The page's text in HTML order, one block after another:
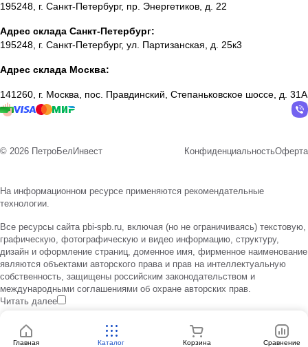
195248, г. Санкт-Петербург, пр. Энергетиков, д. 22
Адрес склада Санкт-Петербург:
195248, г. Санкт-Петербург, ул. Партизанская, д. 25к3
Адрес склада Москва:
141260, г. Москва, пос. Правдинский, Степаньковское шоссе, д. 31А
© 2026 ПетроБелИнвест КонфиденциальностьОферта
На информационном ресурсе применяются рекомендательные
технологии.
Все ресурсы сайта pbi-spb.ru, включая (но не ограничиваясь) текстовую,
графическую, фотографическую и видео информацию, структуру,
дизайн и оформление страниц, доменное имя, фирменное наименование
являются объектами авторского права и прав на интеллектуальную
собственность, защищены российским законодательством и
международными соглашениями об охране авторских прав.
Читать далее
Главная Каталог Корзина Сравнение